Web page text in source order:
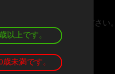
以上です。
未満です。
しゲームをお楽しみください。